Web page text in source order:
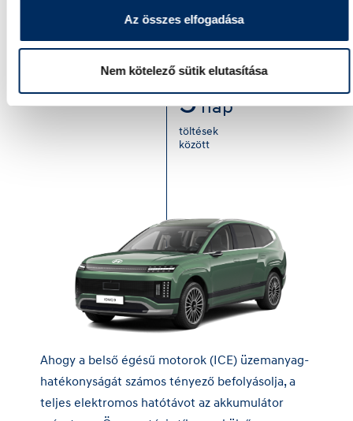
Az összes elfogadása
Nem kötelező sütik elutasítása
110,3 kWh
5nap
töltések
között
Ahogy a belső égésű motorok (ICE) üzemanyag-
hatékonyságát számos tényező befolyásolja, a
teljes elektromos hatótávot az akkumulátor